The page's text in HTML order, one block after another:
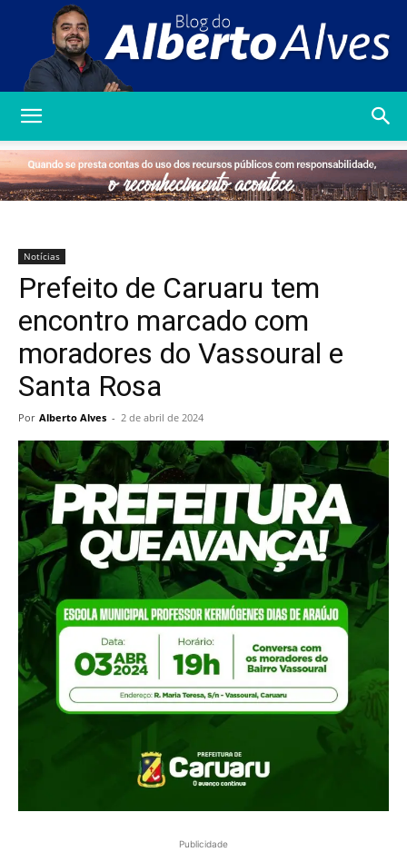
Alberto
Notícias
Prefeito de Caruaru tem
encontro marcado com
moradores do Vassoural e
Santa Rosa
Por Alberto Alves - 2 de abril de 2024
Publicidade